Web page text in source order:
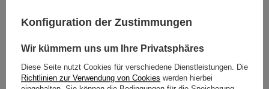
🔹Schritt 1: Einsetzen der Bombilla- Beginnen Sie mit diesem
Blätter hinzufügen.
Konfiguration der Zustimmungen
Wir kümmern uns um Ihre Privatsphäres
Diese Seite nutzt Cookies für verschiedene Dienstleistungen. Die
Richtlinien zur Verwendung von Cookies werden hierbei